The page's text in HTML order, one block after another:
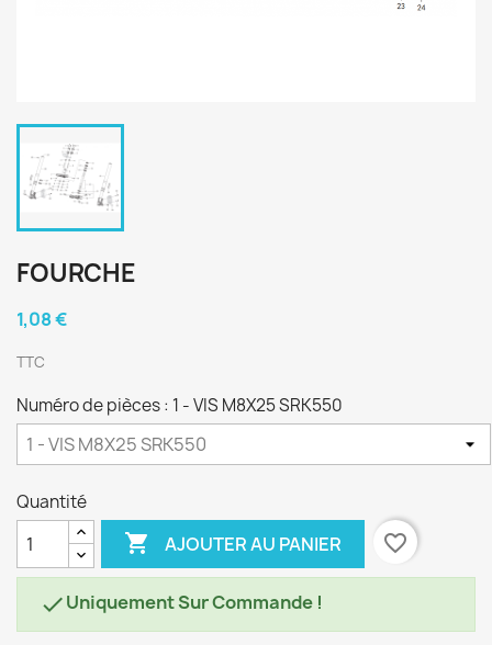
FOURCHE
1,08 €
TTC
Numéro de pièces : 1 - VIS M8X25 SRK550
Quantité
 AJOUTER AU PANIER favorite_border
Uniquement Sur Commande !